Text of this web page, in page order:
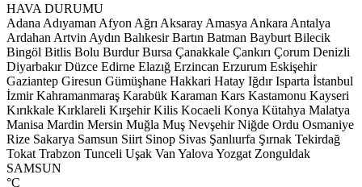
HAVA DURUMU
Adana Adıyaman Afyon Ağrı Aksaray Amasya Ankara Antalya
Ardahan Artvin Aydın Balıkesir Bartın Batman Bayburt Bilecik
Bingöl Bitlis Bolu Burdur Bursa Çanakkale Çankırı Çorum Denizli
Diyarbakır Düzce Edirne Elazığ Erzincan Erzurum Eskişehir
Gaziantep Giresun Gümüşhane Hakkari Hatay Iğdır Isparta İstanbul
İzmir Kahramanmaraş Karabük Karaman Kars Kastamonu Kayseri
Kırıkkale Kırklareli Kırşehir Kilis Kocaeli Konya Kütahya Malatya
Manisa Mardin Mersin Muğla Muş Nevşehir Niğde Ordu Osmaniye
Rize Sakarya Samsun Siirt Sinop Sivas Şanlıurfa Şırnak Tekirdağ
Tokat Trabzon Tunceli Uşak Van Yalova Yozgat Zonguldak
SAMSUN
°C